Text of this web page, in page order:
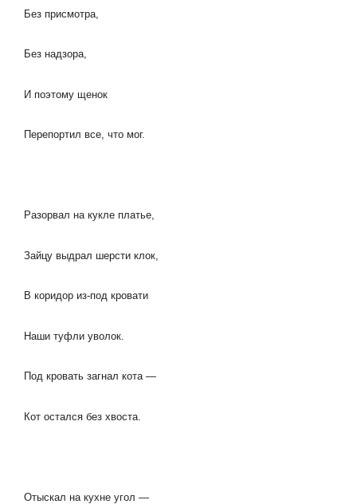
Без присмотра,
Без надзора,
И поэтому щенок
Перепортил все, что мог.
Разорвал на кукле платье,
Зайцу выдрал шерсти клок,
В коридор из-под кровати
Наши туфли уволок.
Под кровать загнал кота —
Кот остался без хвоста.
Отыскал на кухне угол —